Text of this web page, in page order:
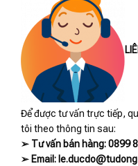
Để được tư vấn trực tiếp,
tôi theo thông tin sau:
➢ Tư vấn bán hàng: 0899
➢ Email: